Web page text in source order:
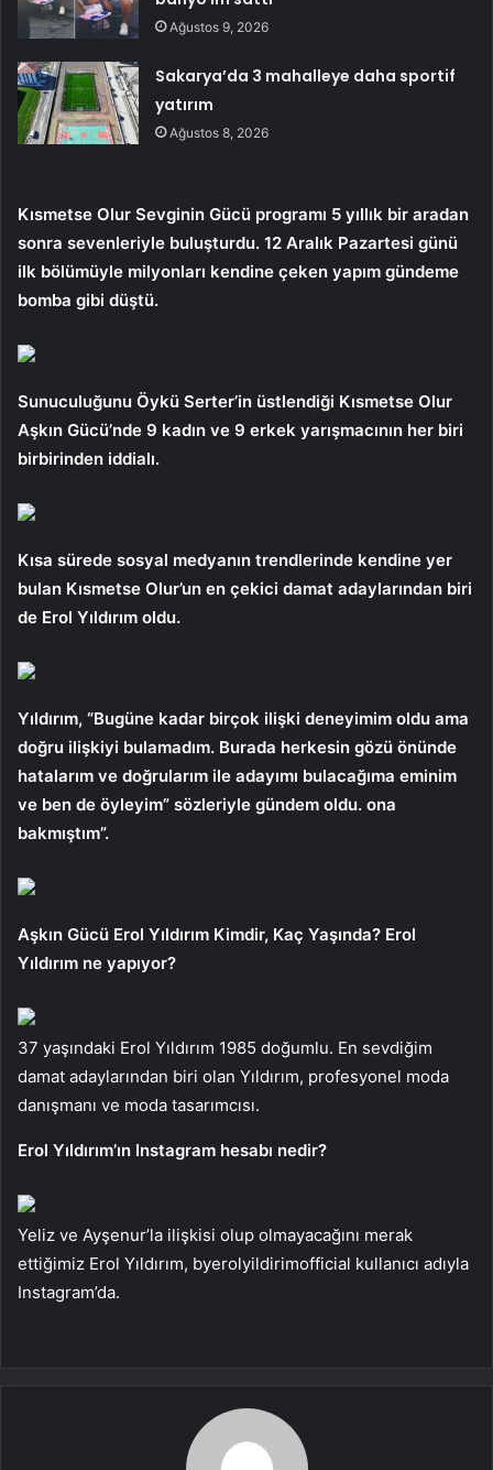
Ağustos 9, 2026
Sakarya’da 3 mahalleye daha sportif
yatırım
Ağustos 8, 2026
Kısmetse Olur Sevginin Gücü programı 5 yıllık bir aradan
sonra sevenleriyle buluşturdu. 12 Aralık Pazartesi günü
ilk bölümüyle milyonları kendine çeken yapım gündeme
bomba gibi düştü.
Sunuculuğunu Öykü Serter’in üstlendiği Kısmetse Olur
Aşkın Gücü’nde 9 kadın ve 9 erkek yarışmacının her biri
birbirinden iddialı.
Kısa sürede sosyal medyanın trendlerinde kendine yer
bulan Kısmetse Olur’un en çekici damat adaylarından biri
de Erol Yıldırım oldu.
Yıldırım, “Bugüne kadar birçok ilişki deneyimim oldu ama
doğru ilişkiyi bulamadım. Burada herkesin gözü önünde
hatalarım ve doğrularım ile adayımı bulacağıma eminim
ve ben de öyleyim” sözleriyle gündem oldu. ona
bakmıştım”.
Aşkın Gücü Erol Yıldırım Kimdir, Kaç Yaşında? Erol
Yıldırım ne yapıyor?
37 yaşındaki Erol Yıldırım 1985 doğumlu. En sevdiğim
damat adaylarından biri olan Yıldırım, profesyonel moda
danışmanı ve moda tasarımcısı.
Erol Yıldırım’ın Instagram hesabı nedir?
Yeliz ve Ayşenur’la ilişkisi olup olmayacağını merak
ettiğimiz Erol Yıldırım, byerolyildirimofficial kullanıcı adıyla
Instagram’da.